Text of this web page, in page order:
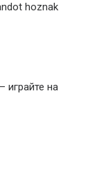
hoznak
играйте на